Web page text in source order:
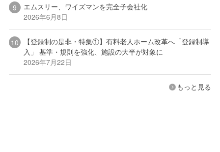
エムスリー、ワイズマンを完全子会社化
2026年6月8日
【登録制の是非・特集①】有料老人ホーム改革へ「登録制導
入」 基準・規則を強化、施設の大半が対象に
2026年7月22日
もっと見る